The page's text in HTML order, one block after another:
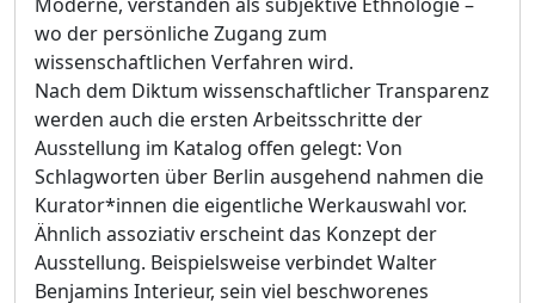
wo der persönliche Zugang zum
wissenschaftlichen Verfahren wird.
Nach dem Diktum wissenschaftlicher Transparenz
werden auch die ersten Arbeitsschritte der
Ausstellung im Katalog offen gelegt: Von
Schlagworten über Berlin ausgehend nahmen die
Kurator*innen die eigentliche Werkauswahl vor.
Ähnlich assoziativ erscheint das Konzept der
Ausstellung. Beispielsweise verbindet Walter
Benjamins Interieur, sein viel beschworenes